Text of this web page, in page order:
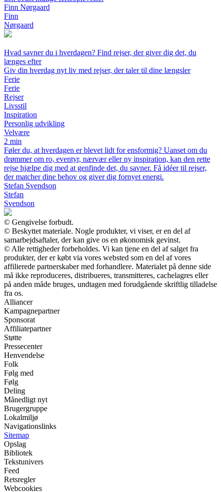
Finn Nørgaard
Finn
Nørgaard
Hvad savner du i hverdagen? Find rejser, der giver dig det, du
længes efter
Giv din hverdag nyt liv med rejser, der taler til dine længsler
Ferie
Ferie
Rejser
Livsstil
Inspiration
Personlig udvikling
Velvære
2 min
Føler du, at hverdagen er blevet lidt for ensformig? Uanset om du
drømmer om ro, eventyr, nærvær eller ny inspiration, kan den rette
rejse hjælpe dig med at genfinde det, du savner. Få idéer til rejser,
der matcher dine behov og giver dig fornyet energi.
Stefan Svendson
Stefan
Svendson
© Gengivelse forbudt.
© Beskyttet materiale. Nogle produkter, vi viser, er en del af
samarbejdsaftaler, der kan give os en økonomisk gevinst.
© Alle rettigheder forbeholdes. Vi kan tjene en del af salget fra
produkter, der er købt via vores websted som en del af vores
affilierede partnerskaber med forhandlere. Materialet på denne side
må ikke reproduceres, distribueres, transmitteres, cachelagres eller
på anden måde bruges, undtagen med forudgående skriftlig tilladelse
fra os.
Alliancer
Kampagnepartner
Sponsorat
Affiliatepartner
Støtte
Pressecenter
Henvendelse
Folk
Følg med
Følg
Deling
Månedligt nyt
Brugergruppe
Lokalmiljø
Navigationslinks
Sitemap
Opslag
Bibliotek
Tekstunivers
Feed
Retsregler
Webcookies